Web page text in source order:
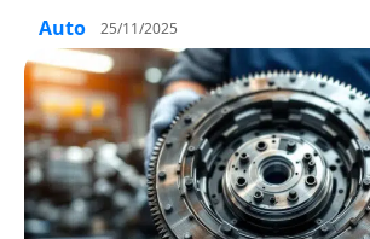
Auto 25/11/2025